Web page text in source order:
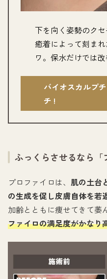
下を向く姿勢のク
癒着によって刻ま
ワ。保水だけでは
バイオスカルプ
チ !
ふっくらさせるなら「
プロファイロは、 肌の土台
の生成を促し皮膚自体を若
加齢とともに痩せてきて萎
ファイロの満足度がかなり